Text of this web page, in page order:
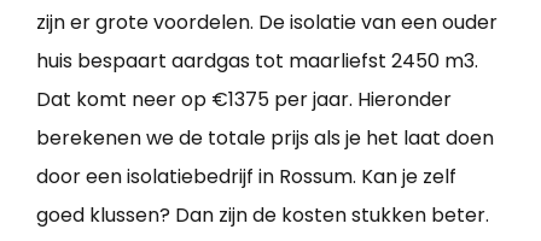
zijn er grote voordelen. De isolatie van een ouder
huis bespaart aardgas tot maarliefst 2450 m3.
Dat komt neer op €1375 per jaar. Hieronder
berekenen we de totale prijs als je het laat doen
door een isolatiebedrijf in Rossum. Kan je zelf
goed klussen? Dan zijn de kosten stukken beter.